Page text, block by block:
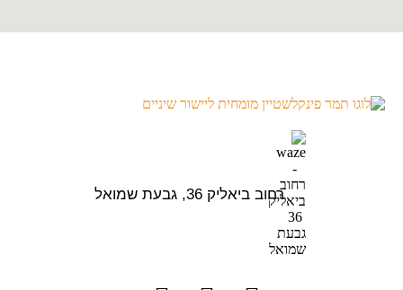
רחוב ביאליק 36, גבעת שמואל